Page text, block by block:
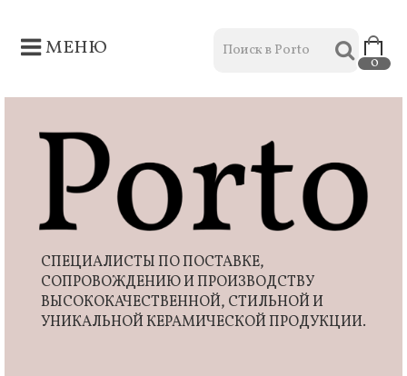
МЕНЮ
0
СПЕЦИАЛИСТЫ ПО ПОСТАВКЕ,
СОПРОВОЖДЕНИЮ И ПРОИЗВОДСТВУ
ВЫСОКОКАЧЕСТВЕННОЙ, СТИЛЬНОЙ И
УНИКАЛЬНОЙ КЕРАМИЧЕСКОЙ ПРОДУКЦИИ.